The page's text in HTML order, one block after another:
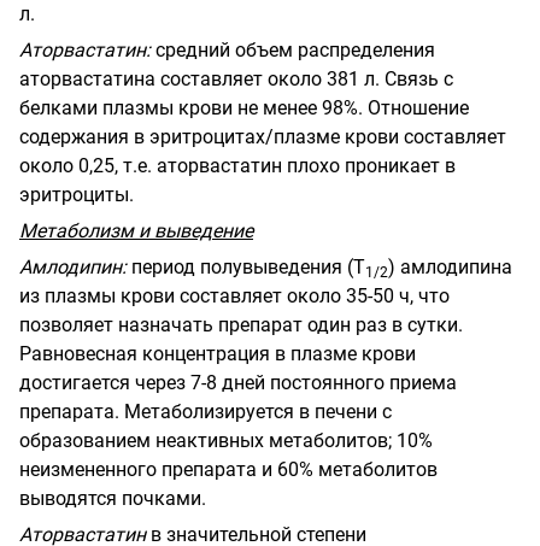
л.
Аторвастатин:средний объем распределения
аторвастатина составляет около 381 л. Связь с
белками плазмы крови не менее 98%. Отношение
содержания в эритроцитах/плазме крови составляет
около 0,25, т.е. аторвастатин плохо проникает в
эритроциты.
Метаболизм и выведение
Амлодипин:период полувыведения (Т1/2) амлодипина
из плазмы крови составляет около 35-50 ч, что
позволяет назначать препарат один раз в сутки.
Равновесная концентрация в плазме крови
достигается через 7-8 дней постоянного приема
препарата. Метаболизируется в печени с
образованием неактивных метаболитов; 10%
неизмененного препарата и 60% метаболитов
выводятся почками.
Аторвастатин в значительной степени